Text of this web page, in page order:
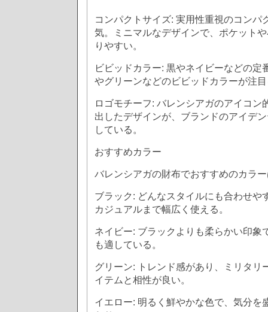
コンパクトサイズ: 実用性重視のコンパ
気。ミニマルなデザインで、ポケット
りやすい。
ビビッドカラー: 黒やネイビーなどの定
やグリーンなどのビビッドカラーが注
ロゴモチーフ: バレンシアガのアイコン
出したデザインが、ブランドのアイデ
している。
おすすめカラー
バレンシアガの財布でおすすめのカラ
ブラック: どんなスタイルにも合わせや
カジュアルまで幅広く使える。
ネイビー: ブラックよりも柔らかい印象
も適している。
グリーン: トレンド感があり、ミリタリ
イテムと相性が良い。
イエロー: 明るく鮮やかな色で、気分を